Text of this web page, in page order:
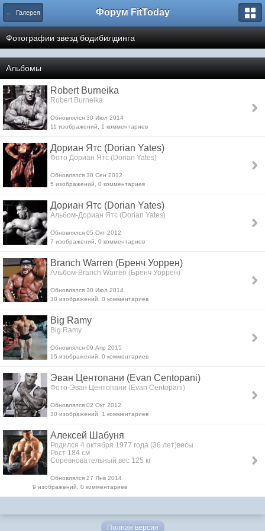
← Галерея Форум FitToday
Фотографии звезд бодибилдинга
Альбомы
Robert Burneika
Robert Burneika
Обновлялся 30 Июл 2014
11 изображений, 1 комментариев
Дориан Ятс (Dorian Yates)
Фото Дориан Ятс (Dorian Yates)
Обновлялся 30 Сен 2012
5 изображений, 0 комментариев
Дориан Ятс (Dorian Yates)
Альбом-Дориан Ятс (Dorian Yates)
Обновлялся 05 Окт 2012
7 изображений, 0 комментариев
Branch Warren (Бренч Уоррен)
Альбом-Branch Warren (Бренч Уоррен)
Обновлялся 30 Июл 2014
30 изображений, 0 комментариев
Big Ramy
Big Ramy
Обновлялся 09 Апр 2015
15 изображений, 0 комментариев
Эван Центопани (Evan Centopani)
Фото-Эван Центопани (Evan Centopani)
Обновлялся 02 Окт 2012
30 изображений, 1 комментариев
Алексей Шабуня
Родился 4 октября 1977 года (36 лет)весы
Рост 184 см
Соревновательный вес 125 кг
Обновлялся 27 Янв 2014
9 изображений, 0 комментариев
Полная версия